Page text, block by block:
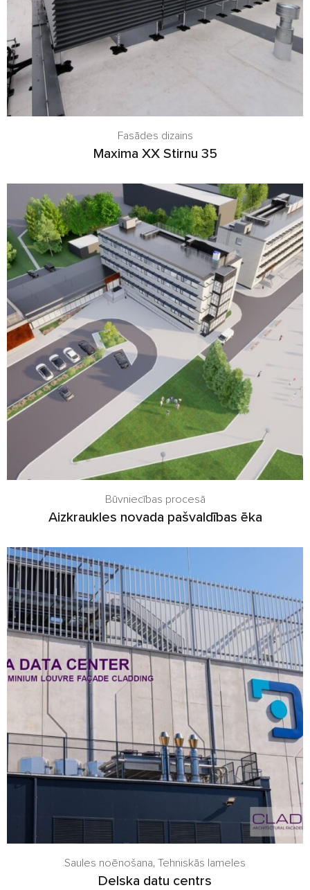
Fasādes dizains
Maxima XX Stirnu 35
Būvniecības procesā
Aizkraukles novada pašvaldības ēka
Saules noēnošana, Tehniskās lameles
Delska datu centrs